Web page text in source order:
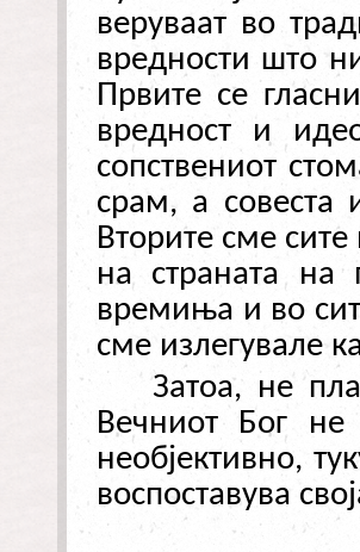
веруваат во
вредности што
Првите се
вредност и
сопствениот
срам, а
Вторите сме сите
на страната на
времиња и во
сме излегувале
Затоа, не
Вечниот Бог не
необјективно,
воспоставува